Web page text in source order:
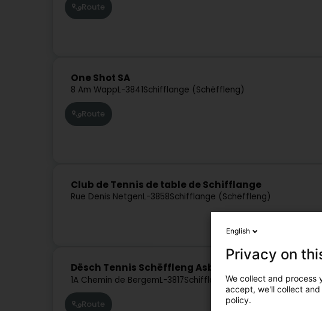
Route
One Shot SA
8 Am WappL-3841Schifflange (Schëffleng)
Route
Club de Tennis de table de Schifflange
Rue Denis NetgenL-3858Schifflange (Schëffleng)
Dësch Tennis Schëffleng Asbl
1A Chemin de BergemL-3817Schifflange (Schëffleng)
Route
English
Privacy on
We collect and process
accept, we'll collect
policy.